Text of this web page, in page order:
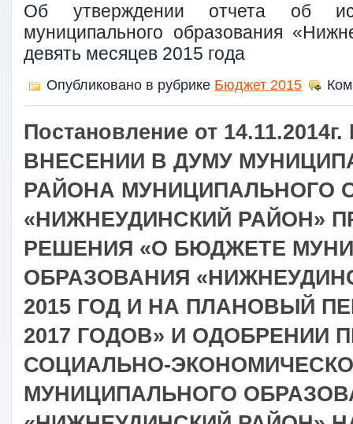
Об утверждении отчета об
муниципального образования
девять месяцев 2015 года
Опубликовано в рубрике Бюджет 2015
Постановление от
ВНЕСЕНИИ В ДУМУ
РАЙОНА МУНИЦИПАЛЬНОГО
«НИЖНЕУДИНСКИЙ РАЙОН»
РЕШЕНИЯ «О БЮДЖЕТЕ
ОБРАЗОВАНИЯ
2015 ГОД И НА ПЛАНОВЫЙ
2017 ГОДОВ» И ОДОБРЕНИИ
СОЦИАЛЬНО-
МУНИЦИПАЛЬНОГО